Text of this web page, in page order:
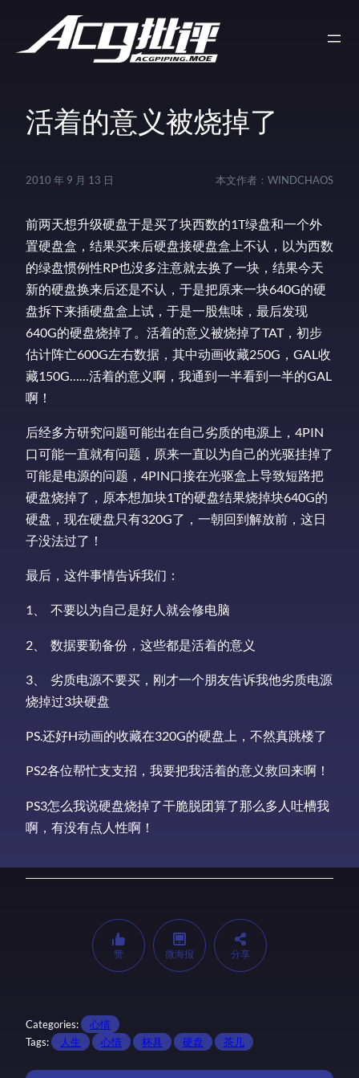
活着的意义被烧掉了
2010 年 9 月 13 日 本文作者： WINDCHAOS
前两天想升级硬盘于是买了块西数的1T绿盘和一个外
置硬盘盒，结果买来后硬盘接硬盘盒上不认，以为西数
的绿盘惯例性RP也没多注意就去换了一块，结果今天
新的硬盘换来后还是不认，于是把原来一块640G的硬
盘拆下来插硬盘盒上试，于是一股焦味，最后发现
640G的硬盘烧掉了。活着的意义被烧掉了TAT，初步
估计阵亡600G左右数据，其中动画收藏250G，GAL收
藏150G……活着的意义啊，我通到一半看到一半的GAL
啊！
后经多方研究问题可能出在自己劣质的电源上，4PIN
口可能一直就有问题，原来一直以为自己的光驱挂掉了
可能是电源的问题，4PIN口接在光驱盒上导致短路把
硬盘烧掉了，原本想加块1T的硬盘结果烧掉块640G的
硬盘，现在硬盘只有320G了，一朝回到解放前，这日
子没法过了！
最后，这件事情告诉我们：
1、 不要以为自己是好人就会修电脑
2、 数据要勤备份，这些都是活着的意义
3、 劣质电源不要买，刚才一个朋友告诉我他劣质电源
烧掉过3块硬盘
PS.还好H动画的收藏在320G的硬盘上，不然真跳楼了
PS2各位帮忙支支招，我要把我活着的意义救回来啊！
PS3怎么我说硬盘烧掉了干脆脱团算了那么多人吐槽我
啊，有没有点人性啊！
赞 微海报 分享
Categories:
心情
Tags:
人生 心情 杯具 硬盘 茶几